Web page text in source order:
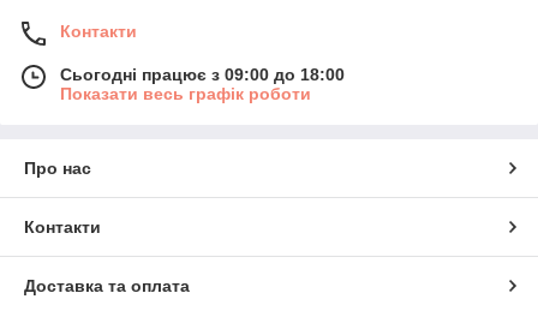
Контакти
Сьогодні працює з 09:00 до 18:00
Показати весь графік роботи
Про нас
Контакти
Доставка та оплата